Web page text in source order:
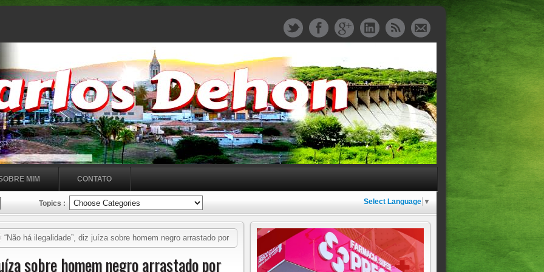
MIM CONTATO
Topics : Select Language ▼
“Não há ilegalidade”, diz juíza sobre homem negro arrastado por
sobre homem negro arrastado por